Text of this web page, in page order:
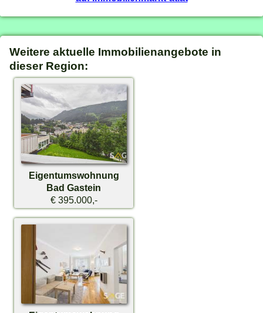
Weitere aktuelle Immobilienangebote in
dieser Region:
Eigentumswohnung
Bad Gastein
€ 395.000,-